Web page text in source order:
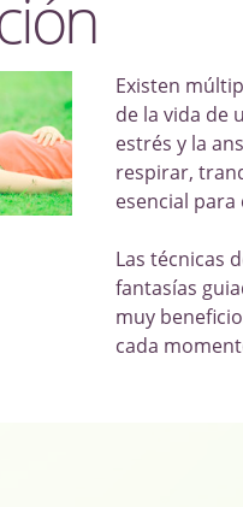
Existen
de la vida de
estrés y la
respirar,
esencial
Las técnicas
fantasías
muy
cada